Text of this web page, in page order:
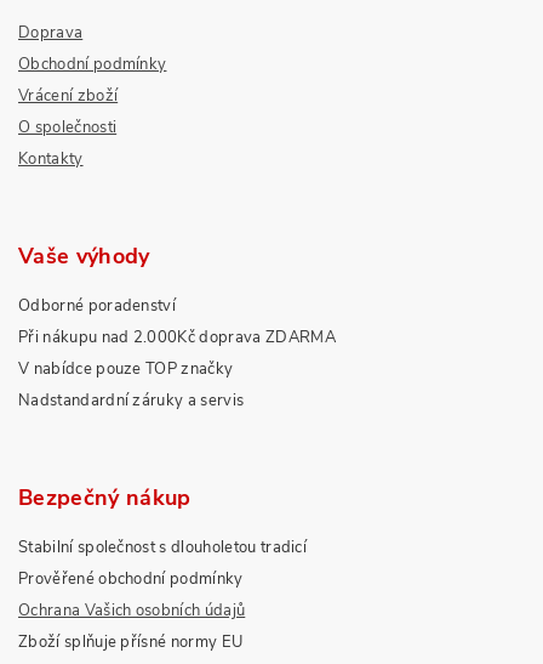
Doprava
Obchodní podmínky
Vrácení zboží
O společnosti
Kontakty
Vaše výhody
Odborné poradenství
Při nákupu nad 2.000Kč doprava ZDARMA
V nabídce pouze TOP značky
Nadstandardní záruky a servis
Bezpečný nákup
Stabilní společnost s dlouholetou tradicí
Prověřené obchodní podmínky
Ochrana Vašich osobních údajů
Zboží splňuje přísné normy EU